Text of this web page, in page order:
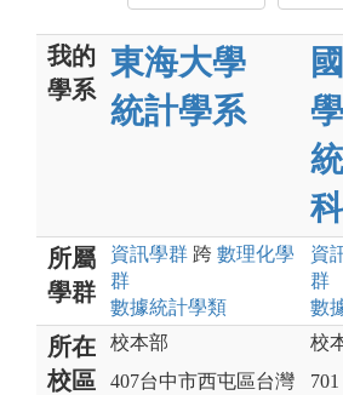
我的
學系
東海大學
統計學系
學
所屬
學群
資訊學群 跨 數理化學
群
數據統計學類
資
群
數
所在
校區
校本部
407台中市西屯區台灣
校